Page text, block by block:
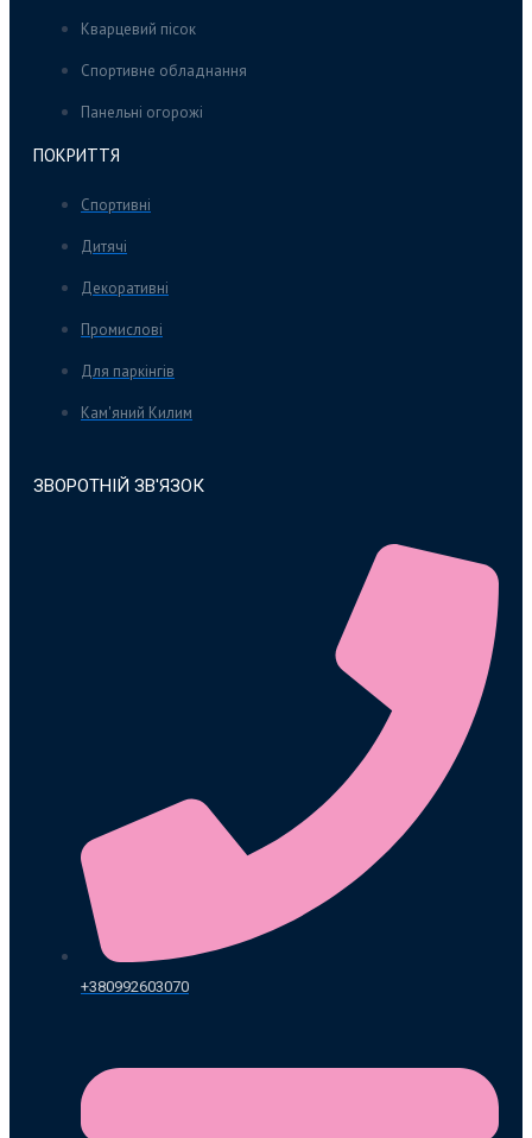
Кварцевий пісок
Спортивне обладнання
Панельні огорожі
ПОКРИТТЯ
Спортивні
Дитячі
Декоративні
Промислові
Для паркінгів
Кам'яний Килим
ЗВОРОТНІЙ ЗВ'ЯЗОК
+380992603070